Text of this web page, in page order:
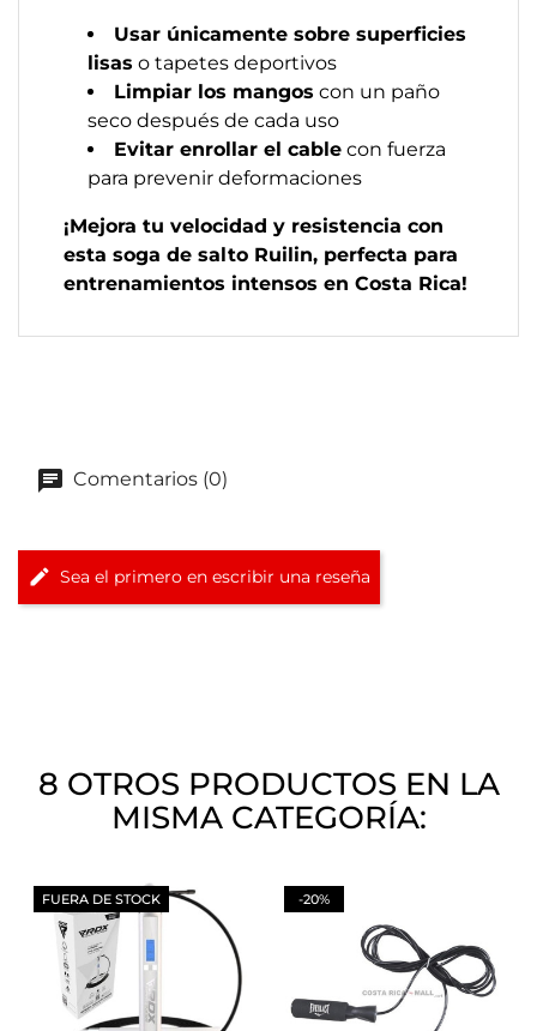
Usar únicamente sobre superficies
lisas o tapetes deportivos
Limpiar los mangos con un paño
seco después de cada uso
Evitar enrollar el cable con fuerza
para prevenir deformaciones
¡Mejora tu velocidad y resistencia con
esta soga de salto Ruilin, perfecta para
entrenamientos intensos en Costa Rica!
Comentarios (0)
Sea el primero en escribir una reseña
8 OTROS PRODUCTOS EN LA
MISMA CATEGORÍA:
FUERA DE STOCK -20%